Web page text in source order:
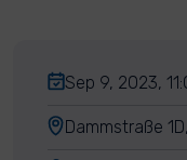
Sep 9, 2023,
Dammstraße